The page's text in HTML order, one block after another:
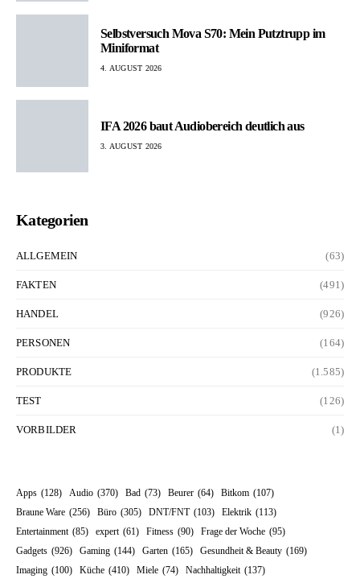
Selbstversuch Mova S70: Mein Putztrupp im
Miniformat
4. AUGUST 2026
IFA 2026 baut Audiobereich deutlich aus
3. AUGUST 2026
Kategorien
ALLGEMEIN (63)
FAKTEN (491)
HANDEL (926)
PERSONEN (164)
PRODUKTE (1.585)
TEST (126)
VORBILDER (1)
Apps (128) Audio (370) Bad (73) Beurer (64) Bitkom (107)
Braune Ware (256) Büro (305) DNT/FNT (103) Elektrik (113)
Entertainment (85) expert (61) Fitness (90) Frage der Woche (95)
Gadgets (926) Gaming (144) Garten (165) Gesundheit & Beauty (169)
Imaging (100) Küche (410) Miele (74) Nachhaltigkeit (137)